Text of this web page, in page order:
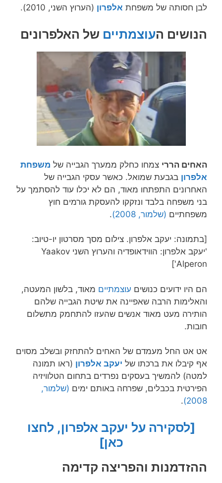
לבן חסותה של משפחת אלפרון (הערוץ השני, 2010).
הנושים העוצמתיים של האלפרונים
האחים הררי צמחו כחלק ממערך הגבייה של משפחת
אלפרון בגבעת שמואל. כאשר עסקי הגבייה של
האחרונים התפתחו מאוד, הם לא יכלו עוד להסתמך על
בני משפחה בלבד ונזקקו להעסקת גורמים חוץ
משפחתיים (שלמור, 2008) .
[בתמונה: יעקב אלפרון. צילום מסך מסרטון יו-טיוב:
'יעקב אלפרון: הווידאופדיה והערוץ השני Yaakov
Alperon']
הם היו ידועים כנושים עוצמתיים מאוד, בלשון המעטה,
והאלימות הרבה שאפיינה את שיטת הגבייה שלהם
הותירה מעט מאוד אנשים שהעזו להתחמק מתשלום
חובות.
אט אט החל מעמדם של האחים להתחזק ובשלב מסוים
אף קיבלו את ברכתו של יעקב אלפרון (ראו תמונה
למטה) להמשיך בעסקים נפרדים בתחום הטלוויזיה
הפירטית בכבלים, שפרחה באותם ימים (שלמור,
2008)
.
[לסקירה על יעקב אלפרון, לחצו
כאן]
ההזדמנות והפריצה קדימה